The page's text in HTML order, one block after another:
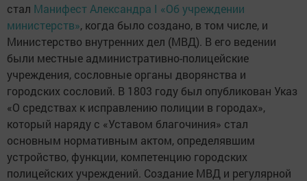
стал Манифест Александра I «Об учреждении
министерств», когда было создано, в том числе, и
Министерство внутренних дел (МВД). В его ведении
были местные административно-полицейские
учреждения, сословные органы дворянства и
городских сословий. В 1803 году был опубликован Указ
«О средствах к исправлению полиции в городах»,
который наряду с «Уставом благочиния» стал
основным нормативным актом, определявшим
устройство, функции, компетенцию городских
полицейских учреждений. Создание МВД и регулярной